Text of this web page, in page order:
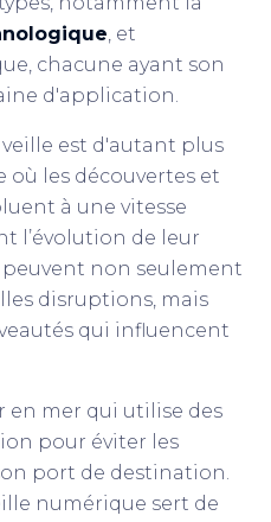
, et
chacune ayant son
d'application.
est d'autant plus
où les découvertes et
à une vitesse
l’évolution de leur
non seulement
disruptions, mais
qui influencent
en mer qui utilise des
pour éviter les
port de destination.
numérique sert de